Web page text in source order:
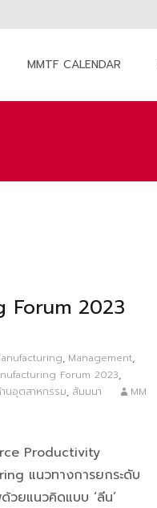
MMTF CALENDAR
Forum 2023
, Management,
Forum 2023,
นอุตสาหกรรม, สัมมนา
MM
Productivity
แนวทางการยกระดับ
ยแนวคิดแบบ ‘ลีน’